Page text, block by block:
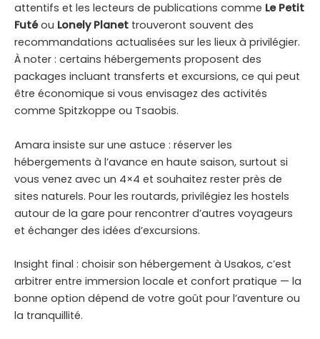
attentifs et les lecteurs de publications comme Le Petit
Futéou Lonely Planet trouveront souvent des
recommandations actualisées sur les lieux à privilégier.
À noter : certains hébergements proposent des
packages incluant transferts et excursions, ce qui peut
être économique si vous envisagez des activités
comme Spitzkoppe ou Tsaobis.
Amara insiste sur une astuce : réserver les
hébergements à l’avance en haute saison, surtout si
vous venez avec un 4×4 et souhaitez rester près de
sites naturels. Pour les routards, privilégiez les hostels
autour de la gare pour rencontrer d’autres voyageurs
et échanger des idées d’excursions.
Insight final : choisir son hébergement à Usakos, c’est
arbitrer entre immersion locale et confort pratique — la
bonne option dépend de votre goût pour l’aventure ou
la tranquillité.